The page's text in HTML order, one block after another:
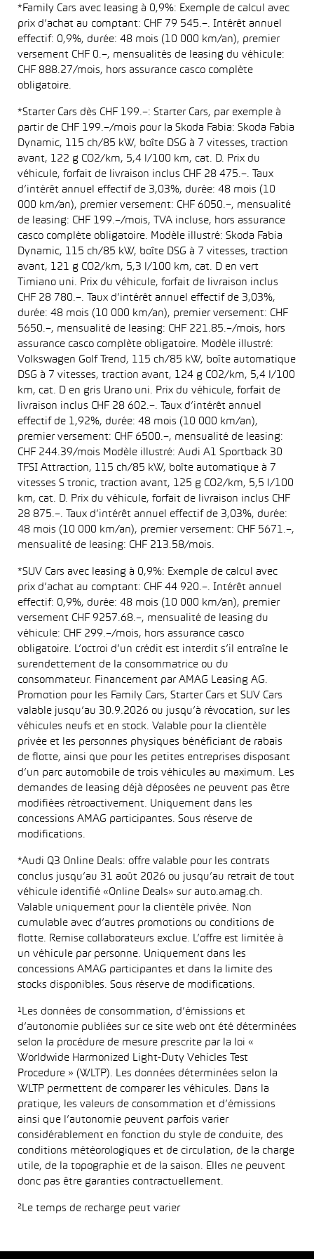
*Family Cars avec leasing à 0,9%: Exemple de calcul avec
prix d’achat au comptant: CHF 79 545.–. Intérêt annuel
effectif: 0,9%, durée: 48 mois (10 000 km/an), premier
versement CHF 0.–, mensualités de leasing du véhicule:
CHF 888.27/mois, hors assurance casco complète
obligatoire.
*Starter Cars dès CHF 199.–: Starter Cars, par exemple à
partir de CHF 199.–/mois pour la Skoda Fabia: Skoda Fabia
Dynamic, 115 ch/85 kW, boîte DSG à 7 vitesses, traction
avant, 122 g CO2/km, 5,4 l/100 km, cat. D. Prix du
véhicule, forfait de livraison inclus CHF 28 475.–. Taux
d’intérêt annuel effectif de 3,03%, durée: 48 mois (10
000 km/an), premier versement: CHF 6050.–, mensualité
de leasing: CHF 199.–/mois, TVA incluse, hors assurance
casco complète obligatoire. Modèle illustré: Skoda Fabia
Dynamic, 115 ch/85 kW, boîte DSG à 7 vitesses, traction
avant, 121 g CO2/km, 5,3 l/100 km, cat. D en vert
Timiano uni. Prix du véhicule, forfait de livraison inclus
CHF 28 780.–. Taux d’intérêt annuel effectif de 3,03%,
durée: 48 mois (10 000 km/an), premier versement: CHF
5650.–, mensualité de leasing: CHF 221.85.–/mois, hors
assurance casco complète obligatoire. Modèle illustré:
Volkswagen Golf Trend, 115 ch/85 kW, boîte automatique
DSG à 7 vitesses, traction avant, 124 g CO2/km, 5,4 l/100
km, cat. D en gris Urano uni. Prix du véhicule, forfait de
livraison inclus CHF 28 602.–. Taux d’intérêt annuel
effectif de 1,92%, durée: 48 mois (10 000 km/an),
premier versement: CHF 6500.–, mensualité de leasing:
CHF 244.39/mois Modèle illustré: Audi A1 Sportback 30
TFSI Attraction, 115 ch/85 kW, boîte automatique à 7
vitesses S tronic, traction avant, 125 g CO2/km, 5,5 l/100
km, cat. D. Prix du véhicule, forfait de livraison inclus CHF
28 875.–. Taux d’intérêt annuel effectif de 3,03%, durée:
48 mois (10 000 km/an), premier versement: CHF 5671.–,
mensualité de leasing: CHF 213.58/mois.
*SUV Cars avec leasing à 0,9%: Exemple de calcul avec
prix d’achat au comptant: CHF 44 920.–. Intérêt annuel
effectif: 0,9%, durée: 48 mois (10 000 km/an), premier
versement CHF 9257.68.–, mensualité de leasing du
véhicule: CHF 299.–/mois, hors assurance casco
obligatoire. L’octroi d’un crédit est interdit s’il entraîne le
surendettement de la consommatrice ou du
consommateur. Financement par AMAG Leasing AG.
Promotion pour les Family Cars, Starter Cars et SUV Cars
valable jusqu’au 30.9.2026 ou jusqu’à révocation, sur les
véhicules neufs et en stock. Valable pour la clientèle
privée et les personnes physiques bénéficiant de rabais
de flotte, ainsi que pour les petites entreprises disposant
d’un parc automobile de trois véhicules au maximum. Les
demandes de leasing déjà déposées ne peuvent pas être
modifiées rétroactivement. Uniquement dans les
concessions AMAG participantes. Sous réserve de
modifications.
*Audi Q3 Online Deals: offre valable pour les contrats
conclus jusqu’au 31 août 2026 ou jusqu’au retrait de tout
véhicule identifié «Online Deals» sur auto.amag.ch.
Valable uniquement pour la clientèle privée. Non
cumulable avec d’autres promotions ou conditions de
flotte. Remise collaborateurs exclue. L’offre est limitée à
un véhicule par personne. Uniquement dans les
concessions AMAG participantes et dans la limite des
stocks disponibles. Sous réserve de modifications.
¹Les données de consommation, d’émissions et
d’autonomie publiées sur ce site web ont été déterminées
selon la procédure de mesure prescrite par la loi «
Worldwide Harmonized Light-Duty Vehicles Test
Procedure » (WLTP). Les données déterminées selon la
WLTP permettent de comparer les véhicules. Dans la
pratique, les valeurs de consommation et d’émissions
ainsi que l’autonomie peuvent parfois varier
considérablement en fonction du style de conduite, des
conditions météorologiques et de circulation, de la charge
utile, de la topographie et de la saison. Elles ne peuvent
donc pas être garanties contractuellement.
²Le temps de recharge peut varier